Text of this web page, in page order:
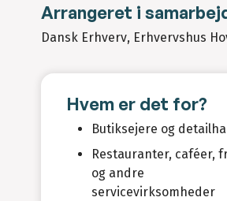
Arrangeret i
Dansk Erhverv, Erhvervshus
Hvem er det for?
Butiksejere og
Restauranter, caféer,
og andre
servicevirksomheder